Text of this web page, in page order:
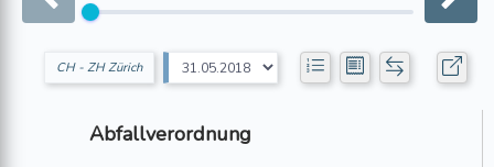
CH - ZH Zürich
Abfallverordnung